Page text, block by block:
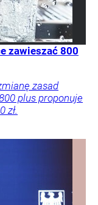
zawieszać 800
zasad
plus proponuje
zł.